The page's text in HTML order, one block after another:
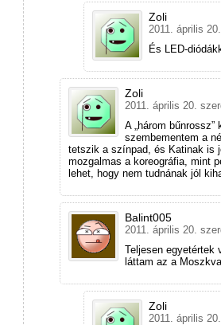
Zoli
2011. április
És LED-
Zoli
2011. április 20.
A „három
szembementem a
tetszik a színpad, és Katinak is
mozgalmas a koreográfia, mint
lehet, hogy nem tudnának jól
Balint005
2011. április 20.
Teljesen egyetértek
láttam az a
Zoli
2011. április